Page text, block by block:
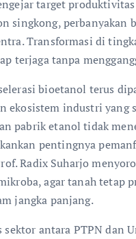
target
singkong, perbanyakan
Transformasi di
terjaga tanpa
bioetanol terus
ekosistem industri
pabrik etanol tidak
pentingnya
Radix Suharjo
agar tanah tetap
jangka panjang.
antara PTPN dan